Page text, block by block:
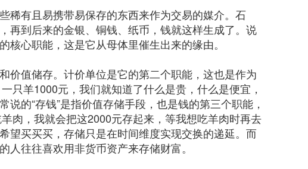
稀有且易携带易保存的东西来作为交易的媒介。石
再到后来的金银、铜钱、纸币，钱就这样生成了。说
心职能，这是它从母体里催生出来的缘由。
价值储存。计价单位是它的第二个职能，这也是作为
只羊1000元，我们就知道了什么是贵，什么是便宜，
的“存钱”是指价值存储手段，也是钱的第三个职能，
肉，我就会把这2000元存起来，等我想吃羊肉时再去
望买买买，存储只是在时间维度实现交换的递延。而
往往喜欢用非货币资产来存储财富。